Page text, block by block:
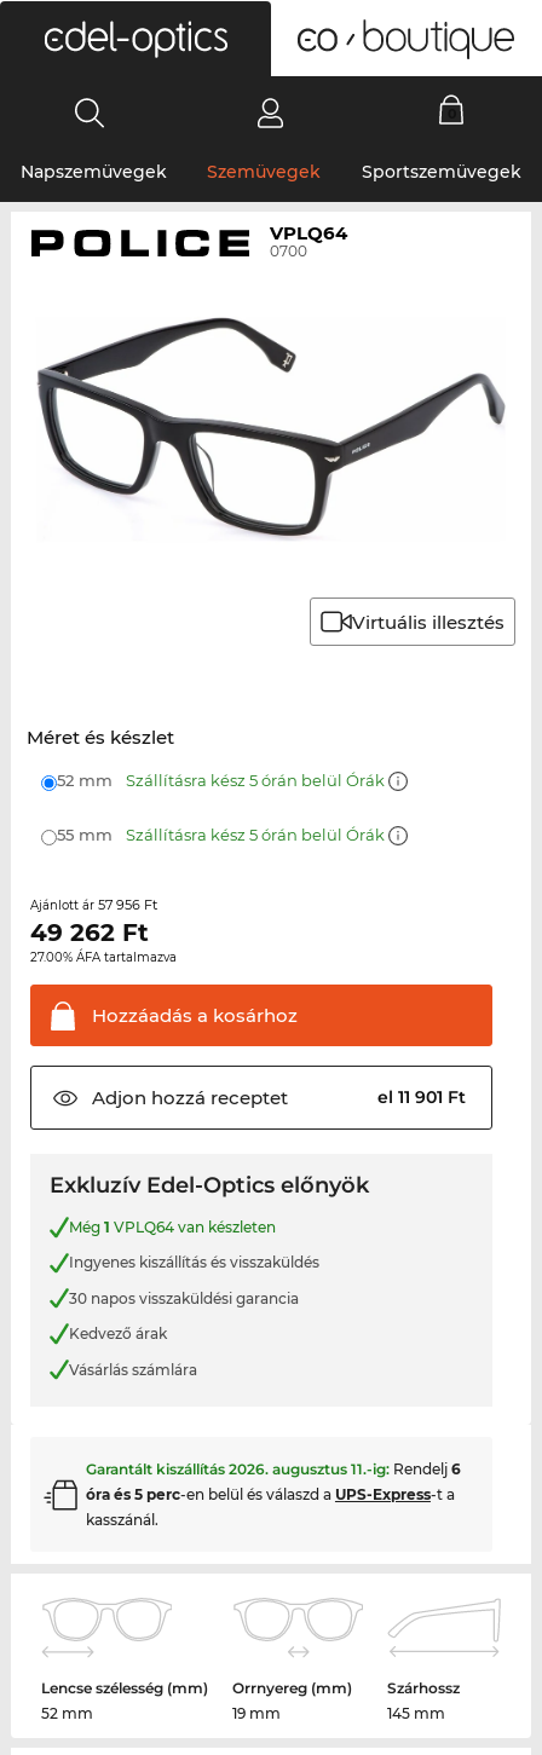
Napszemüvegek Szemüvegek Sportszemüvegek
VPLQ64
0700
Virtuális illesztés
Méret és készlet
52 mm Szállításra kész 5 órán belül Órák
55 mm Szállításra kész 5 órán belül Órák
Ajánlott ár 57 956 Ft
49 262Ft
27.00% ÁFA tartalmazva
Hozzáadás a kosárhoz
Adjon hozzá receptet el 11 901 Ft
Exkluzív Edel-Optics előnyök
Még 1 VPLQ64 van készleten
Ingyenes kiszállítás és visszaküldés
30 napos visszaküldési garancia
Kedvező árak
Vásárlás számlára
Garantált kiszállítás 2026. augusztus 11.-ig: Rendelj 6
óra és 5 perc-en belül és válaszd a UPS-Express-t a
kasszánál.
Lencse szélesség (mm)
52 mm
Orrnyereg (mm)
19 mm
Szárhossz
145 mm